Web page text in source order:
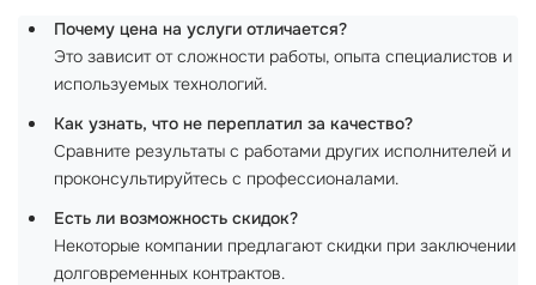
Почему цена на услуги отличается?
Это зависит от сложности работы, опыта специалистов и
используемых технологий.
Как узнать, что не переплатил за качество?
Сравните результаты с работами других исполнителей и
проконсультируйтесь с профессионалами.
Есть ли возможность скидок?
Некоторые компании предлагают скидки при заключении
долговременных контрактов.